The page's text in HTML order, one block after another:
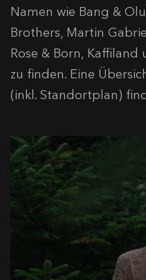
Namen wie Bang &
Brothers, Martin
Rose & Born,
zu finden. Eine
(inkl. Standortplan)